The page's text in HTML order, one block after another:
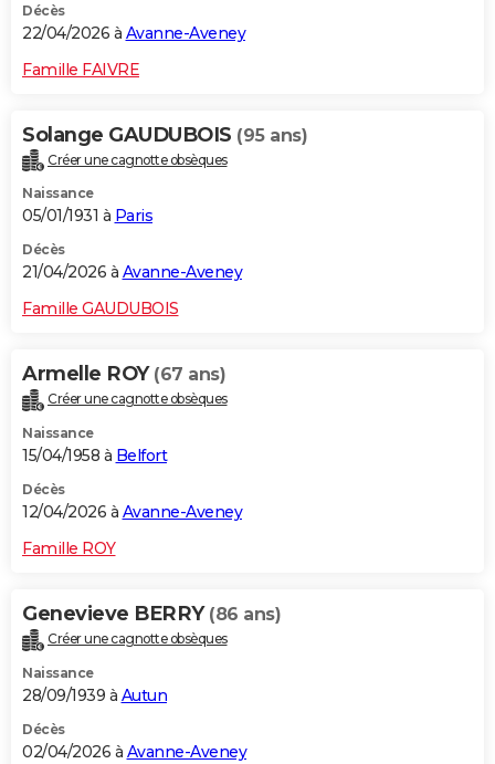
Décès
22/04/2026 à Avanne-Aveney
Famille FAIVRE
Solange GAUDUBOIS (95 ans)
Créer une cagnotte obsèques
Naissance
05/01/1931 à Paris
Décès
21/04/2026 à Avanne-Aveney
Famille GAUDUBOIS
Armelle ROY (67 ans)
Créer une cagnotte obsèques
Naissance
15/04/1958 à Belfort
Décès
12/04/2026 à Avanne-Aveney
Famille ROY
Genevieve BERRY (86 ans)
Créer une cagnotte obsèques
Naissance
28/09/1939 à Autun
Décès
02/04/2026 à Avanne-Aveney